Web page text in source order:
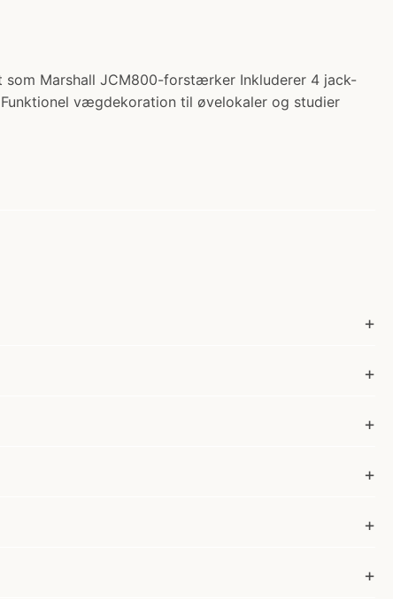
som Marshall JCM800-forstærker Inkluderer 4 jack-
vægdekoration til øvelokaler og studier